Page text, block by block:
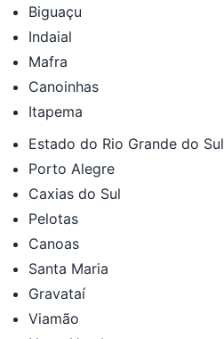
Biguaçu
Indaial
Mafra
Canoinhas
Itapema
Estado do Rio Grande do Sul
Porto Alegre
Caxias do Sul
Pelotas
Canoas
Santa Maria
Gravataí
Viamão